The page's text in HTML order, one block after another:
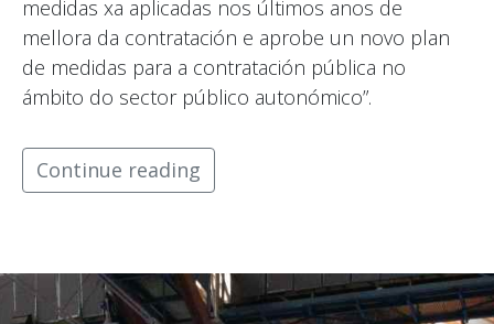
medidas xa aplicadas nos últimos anos de
mellora da contratación e aprobe un novo plan
de medidas para a contratación pública no
ámbito do sector público autonómico”.
Continue reading